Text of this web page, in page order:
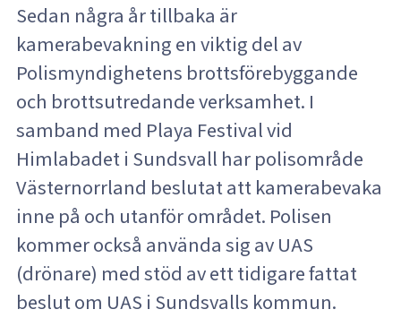
Sedan några år tillbaka är
kamerabevakning en viktig del av
Polismyndighetens brottsförebyggande
och brottsutredande verksamhet. I
samband med Playa Festival vid
Himlabadet i Sundsvall har polisområde
Västernorrland beslutat att kamerabevaka
inne på och utanför området. Polisen
kommer också använda sig av UAS
(drönare) med stöd av ett tidigare fattat
beslut om UAS i Sundsvalls kommun.